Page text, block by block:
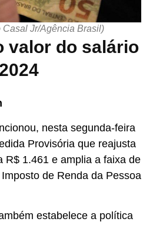
Casal Jr/Agência Brasil)
valor do salário
nesta segunda-feira
Provisória que reajusta
R$ 1.461 e amplia a faixa de
de Renda da Pessoa
estabelece a política